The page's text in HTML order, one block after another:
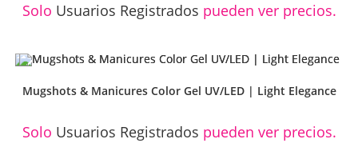
Solo Usuarios Registrados pueden ver precios.
Mugshots & Manicures Color Gel UV/LED | Light Elegance
Solo Usuarios Registrados pueden ver precios.